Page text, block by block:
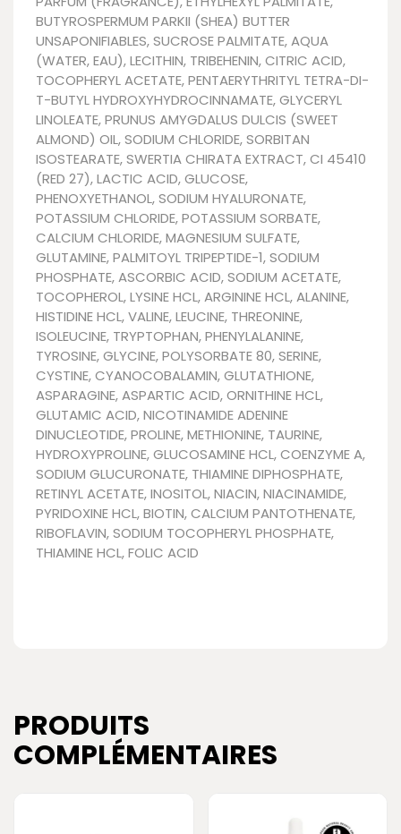
BUTYROSPERMUM PARKII (SHEA) BUTTER
UNSAPONIFIABLES, SUCROSE PALMITATE, AQUA
(WATER, EAU), LECITHIN, TRIBEHENIN, CITRIC ACID,
TOCOPHERYL ACETATE, PENTAERYTHRITYL TETRA-DI-
T-BUTYL HYDROXYHYDROCINNAMATE, GLYCERYL
LINOLEATE, PRUNUS AMYGDALUS DULCIS (SWEET
ALMOND) OIL, SODIUM CHLORIDE, SORBITAN
ISOSTEARATE, SWERTIA CHIRATA EXTRACT, CI 45410
(RED 27), LACTIC ACID, GLUCOSE,
PHENOXYETHANOL, SODIUM HYALURONATE,
POTASSIUM CHLORIDE, POTASSIUM SORBATE,
CALCIUM CHLORIDE, MAGNESIUM SULFATE,
GLUTAMINE, PALMITOYL TRIPEPTIDE-1, SODIUM
PHOSPHATE, ASCORBIC ACID, SODIUM ACETATE,
TOCOPHEROL, LYSINE HCL, ARGININE HCL, ALANINE,
HISTIDINE HCL, VALINE, LEUCINE, THREONINE,
ISOLEUCINE, TRYPTOPHAN, PHENYLALANINE,
TYROSINE, GLYCINE, POLYSORBATE 80, SERINE,
CYSTINE, CYANOCOBALAMIN, GLUTATHIONE,
ASPARAGINE, ASPARTIC ACID, ORNITHINE HCL,
GLUTAMIC ACID, NICOTINAMIDE ADENINE
DINUCLEOTIDE, PROLINE, METHIONINE, TAURINE,
HYDROXYPROLINE, GLUCOSAMINE HCL, COENZYME A,
SODIUM GLUCURONATE, THIAMINE DIPHOSPHATE,
RETINYL ACETATE, INOSITOL, NIACIN, NIACINAMIDE,
PYRIDOXINE HCL, BIOTIN, CALCIUM PANTOTHENATE,
RIBOFLAVIN, SODIUM TOCOPHERYL PHOSPHATE,
THIAMINE HCL, FOLIC ACID
PRODUITS
COMPLÉMENTAIRES